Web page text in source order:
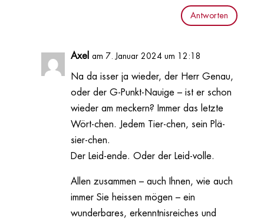
Antworten
Axel am 7. Januar 2024 um 12:18
Na da isser ja wieder, der Herr Genau,
oder der G-Punkt-Nauige – ist er schon
wieder am meckern? Immer das letzte
Wört-chen. Jedem Tier-chen, sein Plä-
sier-chen.
Der Leid-ende. Oder der Leid-volle.
Allen zusammen – auch Ihnen, wie auch
immer Sie heissen mögen – ein
wunderbares, erkenntnisreiches und